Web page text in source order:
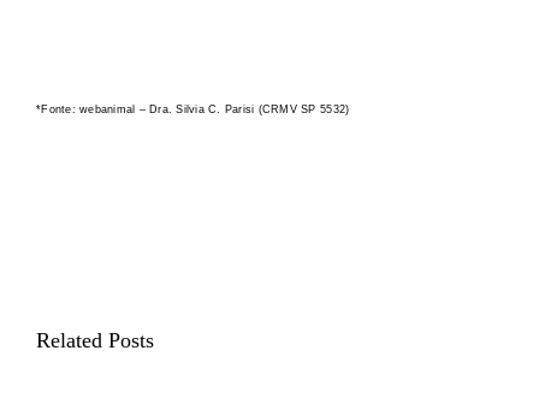
*Fonte: webanimal – Dra. Silvia C. Parisi (CRMV SP 5532)
Related Posts